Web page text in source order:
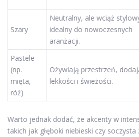
Szary
Neutralny, ale wciąż
idealny do nowoczesnych
aranżacji.
Pastele
(np.
mięta,
róż)
Ożywiają przestrzeń,
lekkości i świeżości.
Warto jednak dodać, że akcenty w
takich jak głęboki niebieski czy